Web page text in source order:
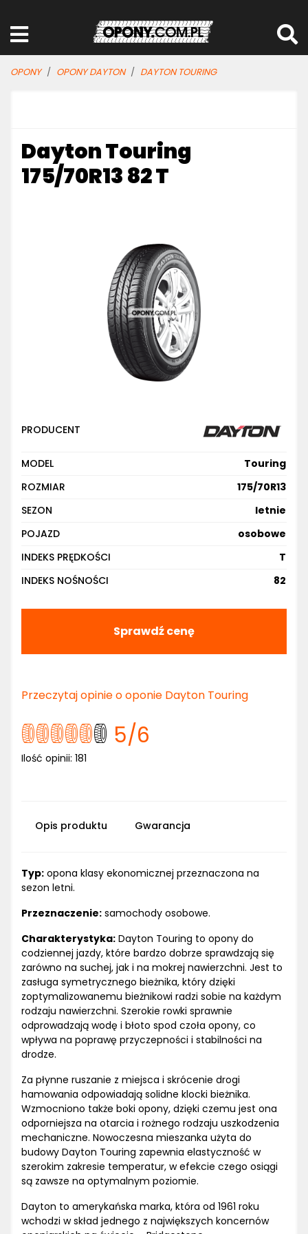
OPONY OPONY DAYTON DAYTON TOURING
Dayton Touring
175/70R13 82 T
PRODUCENT
MODEL
Touring
ROZMIAR
175/70R13
SEZON
letnie
POJAZD
osobowe
INDEKS PRĘDKOŚCI
T
INDEKS NOŚNOŚCI
82
Sprawdź cenę
Przeczytaj opinie o oponie Dayton Touring
5/6
Ilość opinii: 181
Opis produktu Gwarancja
Typ: opona klasy ekonomicznej przeznaczona na
sezon letni.
Przeznaczenie: samochody osobowe.
Charakterystyka: Dayton Touring to opony do
codziennej jazdy, które bardzo dobrze sprawdzają się
zarówno na suchej, jak i na mokrej nawierzchni. Jest to
zasługa symetrycznego bieżnika, który dzięki
zoptymalizowanemu bieżnikowi radzi sobie na każdym
rodzaju nawierzchni. Szerokie rowki sprawnie
odprowadzają wodę i błoto spod czoła opony, co
wpływa na poprawę przyczepności i stabilności na
drodze.
Za płynne ruszanie z miejsca i skrócenie drogi
hamowania odpowiadają solidne klocki bieżnika.
Wzmocniono także boki opony, dzięki czemu jest ona
odporniejsza na otarcia i rożnego rodzaju uszkodzenia
mechaniczne. Nowoczesna mieszanka użyta do
budowy Dayton Touring zapewnia elastyczność w
szerokim zakresie temperatur, w efekcie czego osiągi
są zawsze na optymalnym poziomie.
Dayton to amerykańska marka, która od 1961 roku
wchodzi w skład jednego z największych koncernów